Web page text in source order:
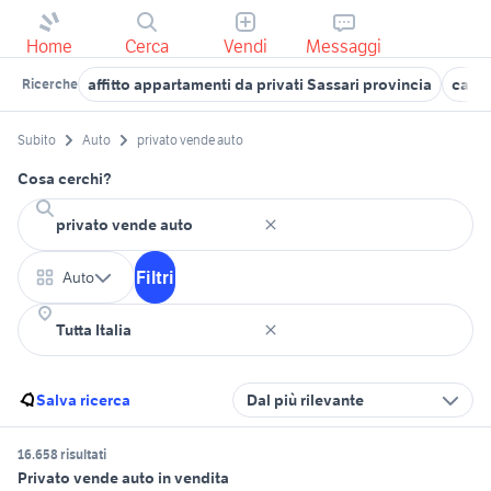
Home Cerca Vendi Messaggi
Ricerche affitto appartamenti da privati Sassari provincia case
Subito Auto privato vende auto
Cosa cerchi?
Auto Filtri
Salva ricerca Dal più rilevante
16.658 risultati
Privato vende auto in vendita